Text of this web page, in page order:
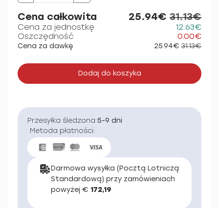
Cena całkowita 25.94€ 31.13€
Cena za jednostkę
12.63€
Oszczędność
0.00€
Cena za dawkę 25.94€ 31.13€
Dodaj do koszyka
Przesyłka śledzona:5-9 dni
Metoda płatności:
Darmowa wysyłka (Pocztą Lotniczą
Standardową) przy zamówieniach
powyżej € 172,19